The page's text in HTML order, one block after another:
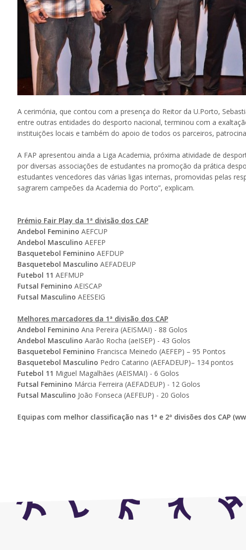
A cerimónia, que contou com a presença do Reitor da U.Porto,
entre outras entidades do desporto nacional, terminou com a
instituições locais e também do apoio de todos os parceiros,
A FAP apresentou ainda a Liga Academia, próxima atividade de
por diversas associações de estudantes na promoção da prática
estudantes vencedores das várias ligas internas, promovidas pelas
sagrarem campeões da Academia do Porto”, explicam.
Prémio Fair Play da 1ª divisão dos CAP
Andebol Feminino AEFCUP
Andebol Masculino AEFEP
Basquetebol Feminino AEFDUP
Basquetebol Masculino AEFADEUP
Futebol 11 AEFMUP
Futsal Feminino AEISCAP
Futsal Masculino AEESEIG
Melhores marcadores da 1ª divisão dos CAP
Andebol Feminino Ana Pereira (AEISMAI) - 88 Golos
Andebol Masculino Aarão Rocha (aeISEP) - 43 Golos
Basquetebol Feminino Francisca Meinedo (AEFEP) – 95 Pontos
Basquetebol Masculino Pedro Catarino (AEFADEUP)– 134 pontos
Futebol 11 Miguel Magalhães (AEISMAI) - 6 Golos
Futsal Feminino Márcia Ferreira (AEFADEUP) - 12 Golos
Futsal Masculino João Fonseca (AEFEUP) - 20 Golos
Equipas com melhor classificação nas 1ª e 2ª divisões dos CAP